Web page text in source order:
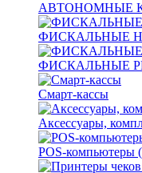
АВТОНОМНЫЕ
ФИСКАЛЬНЫЕ
ФИСКАЛЬНЫЕ
Смарт-кассы
Аксессуары,
POS-компьютеры